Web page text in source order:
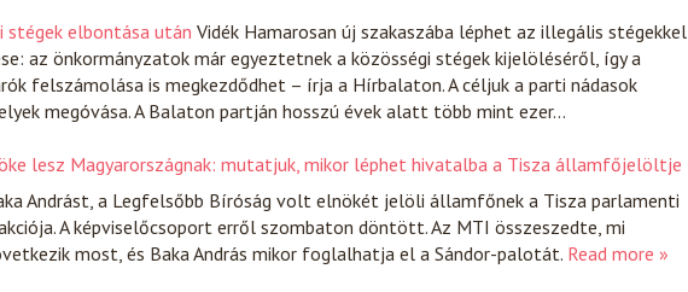
elbontása után Vidék Hamarosan új szakaszába léphet az illegális stégekkel
az önkormányzatok már egyeztetnek a közösségi stégek kijelöléséről, így a
felszámolása is megkezdődhet – írja a Hírbalaton. A céljuk a parti nádasok
megóvása. A Balaton partján hosszú évek alatt több mint ezer…
lesz Magyarországnak: mutatjuk, mikor léphet hivatalba a Tisza államfőjelöltje
Andrást, a Legfelsőbb Bíróság volt elnökét jelöli államfőnek a Tisza parlamenti
A képviselőcsoport erről szombaton döntött. Az MTI összeszedte, mi
most, és Baka András mikor foglalhatja el a Sándor-palotát. Read more »